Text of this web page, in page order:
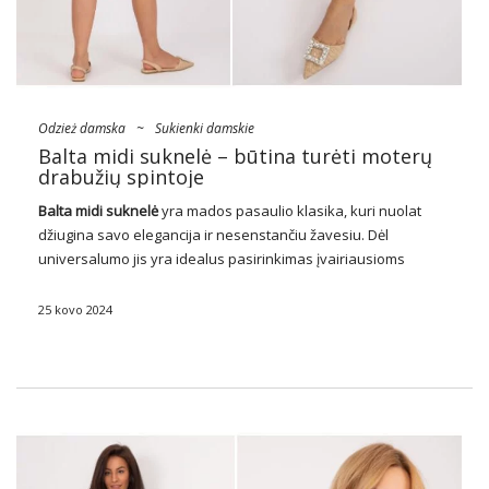
Odzież damska ~ Sukienki damskie
Balta midi suknelė – būtina turėti moterų
drabužių spintoje
Balta midi suknelėyra mados pasaulio klasika, kuri nuolat
džiugina savo elegancija ir nesenstančiu žavesiu. Dėl
universalumo jis yra idealus pasirinkimas įvairiausioms
oficialesniais renginiais. Kviečiame daugiau sužinoti apie šią
25 kovo 2024